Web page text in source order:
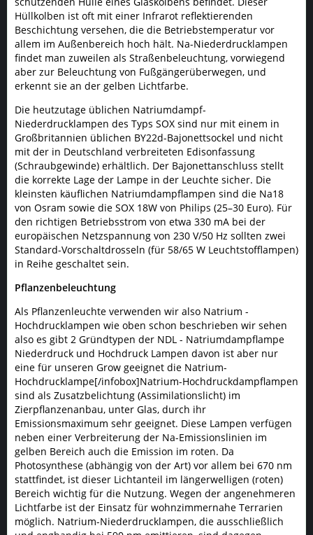
Hüllkolben ist oft mit einer Infrarot reflektierenden
Beschichtung versehen, die die Betriebstemperatur vor
allem im Außenbereich hoch hält. Na-Niederdrucklampen
findet man zuweilen als Straßenbeleuchtung, vorwiegend
aber zur Beleuchtung von Fußgängerüberwegen, und
erkennt sie an der gelben Lichtfarbe.
Die heutzutage üblichen Natriumdampf-
Niederdrucklampen des Typs SOX sind nur mit einem in
Großbritannien üblichen BY22d-Bajonettsockel und nicht
mit der in Deutschland verbreiteten Edisonfassung
(Schraubgewinde) erhältlich. Der Bajonettanschluss stellt
die korrekte Lage der Lampe in der Leuchte sicher. Die
kleinsten käuflichen Natriumdampflampen sind die Na18
von Osram sowie die SOX 18W von Philips (25–30 Euro). Für
den richtigen Betriebsstrom von etwa 330 mA bei der
europäischen Netzspannung von 230 V/50 Hz sollten zwei
Standard-Vorschaltdrosseln (für 58/65 W Leuchtstofflampen)
in Reihe geschaltet sein.
Pflanzenbeleuchtung
Als Pflanzenleuchte verwenden wir also Natrium -
Hochdrucklampen wie oben schon beschrieben wir sehen
also es gibt 2 Gründtypen der NDL - Natriumdampflampe
Niederdruck und Hochdruck Lampen davon ist aber nur
eine für unseren Grow geeignet die Natrium-
Hochdrucklampe[/infobox]Natrium-Hochdruckdampflampen
sind als Zusatzbelichtung (Assimilationslicht) im
Zierpflanzenanbau, unter Glas, durch ihr
Emissionsmaximum sehr geeignet. Diese Lampen verfügen
neben einer Verbreiterung der Na-Emissionslinien im
gelben Bereich auch die Emission im roten. Da
Photosynthese (abhängig von der Art) vor allem bei 670 nm
stattfindet, ist dieser Lichtanteil im längerwelligen (roten)
Bereich wichtig für die Nutzung. Wegen der angenehmeren
Lichtfarbe ist der Einsatz für wohnzimmernahe Terrarien
möglich. Natrium-Niederdrucklampen, die ausschließlich